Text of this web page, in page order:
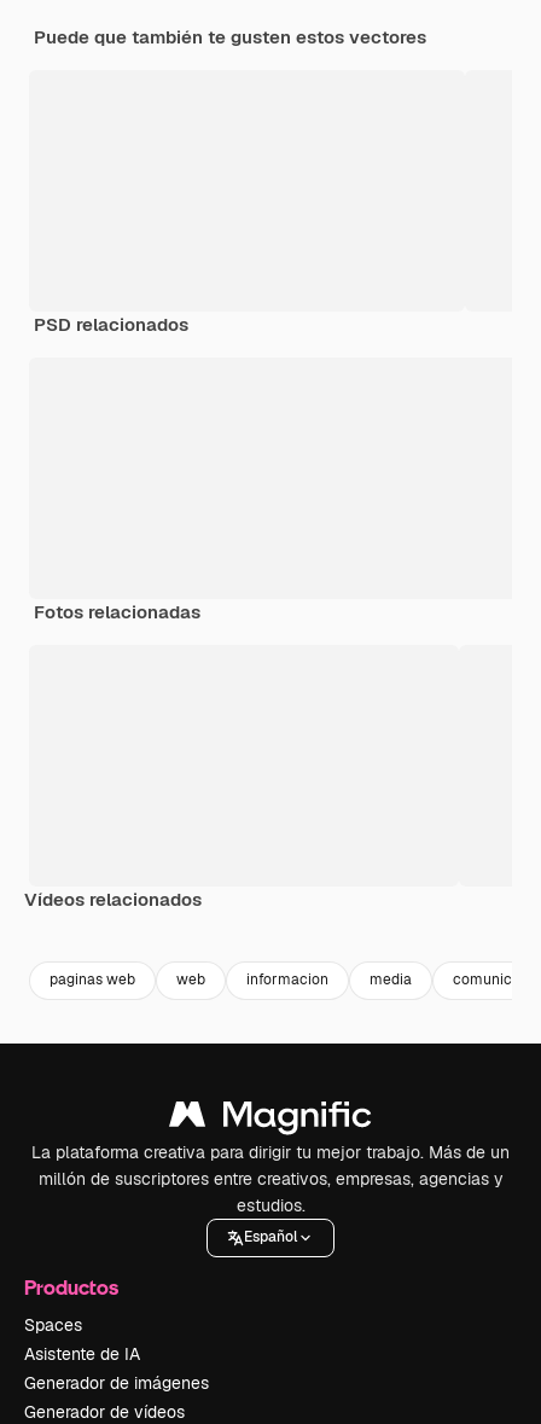
Puede que también te gusten estos vectores
PSD relacionados
Fotos relacionadas
Vídeos relacionados
paginas web web informacion media
La plataforma creativa para dirigir tu mejor trabajo. Más de un
millón de suscriptores entre creativos, empresas, agencias y
estudios.
Español
Productos
Spaces
Asistente de IA
Generador de imágenes
Generador de vídeos